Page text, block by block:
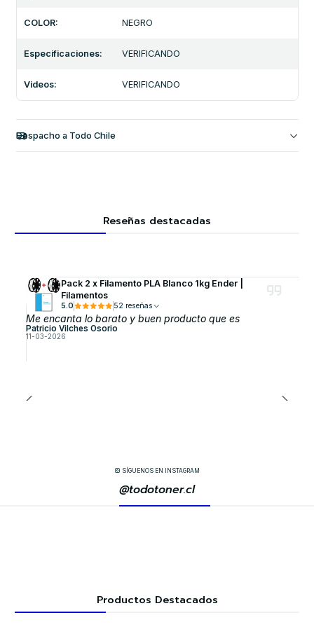
COLOR: NEGRO
Especificaciones: VERIFICANDO
Videos: VERIFICANDO
Despacho a Todo Chile
Reseñas destacadas
Pack 2 x Filamento PLA Blanco 1kg Ender |
Filamentos
5.0 52 reseñas
Me encanta lo barato y buen producto que es
Patricio Vilches Osorio
11-03-2026
SÍGUENOS EN INSTAGRAM
@todotoner.cl
Productos Destacados